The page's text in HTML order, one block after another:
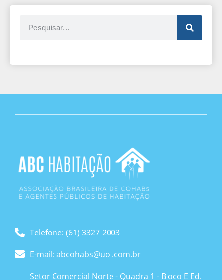
Telefone: (61) 3327-2003
E-mail: abcohabs@uol.com.br
Setor Comercial Norte - Quadra 1 - Bloco E Ed.